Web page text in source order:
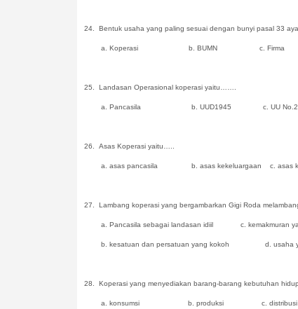
24. Bentuk usaha yang paling sesuai dengan bunyi pasal 33
a. Koperasi b. BUMN c. Firma
25. Landasan Operasional koperasi yaitu…….
a. Pancasila b. UUD1945 c. UU No.25 th
26. Asas Koperasi yaitu…..
a. asas pancasila b. asas kekeluargaan c. asas
27. Lambang koperasi yang bergambarkan Gigi Roda
a. Pancasila sebagai landasan idiil c. kemakmuran
b. kesatuan dan persatuan yang kokoh d. usaha
28. Koperasi yang menyediakan barang-barang kebutuhan
a. konsumsi b. produksi c.